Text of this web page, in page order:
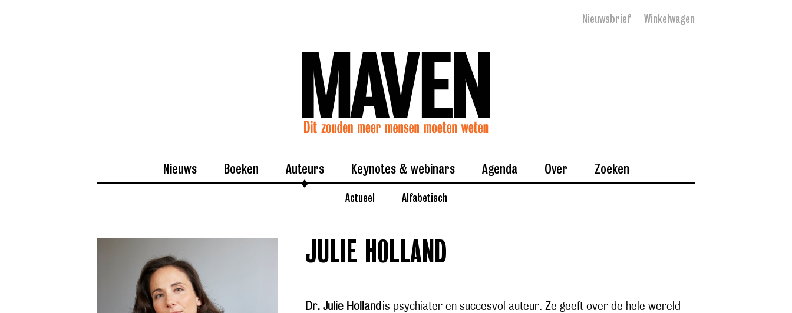
Nieuwsbrief Winkelwagen
Nieuws Boeken Auteurs
Actueel Alfabetisch
Keynotes & webinars Agenda Over Zoeken
JULIE HOLLAND
Dr. Julie Holland is psychiater en succesvol auteur. Ze geeft over de hele wereld